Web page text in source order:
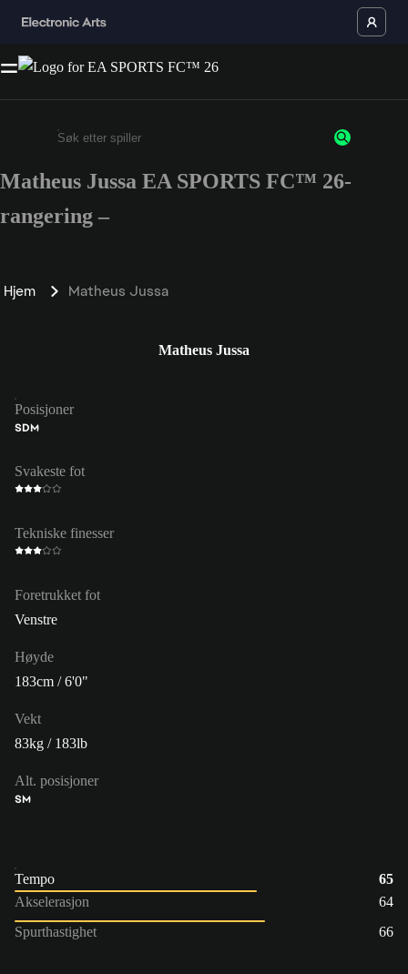
Enter a minimum of 3 characters or numbers
Matheus Jussa EA SPORTS FC™ 26-
rangering –
Hjem Matheus Jussa
Matheus Jussa
Posisjoner
SDM
Svakeste fot
Tekniske finesser
Foretrukket fot
Venstre
Høyde
183cm / 6'0"
Vekt
83kg / 183lb
Alt. posisjoner
SM
Tempo
65
Akselerasjon
64
Spurthastighet
66